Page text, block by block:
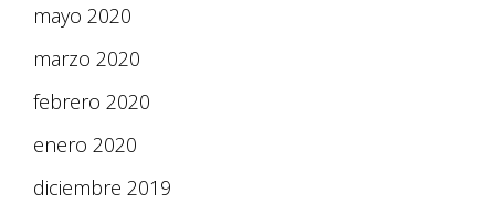
mayo 2020
marzo 2020
febrero 2020
enero 2020
diciembre 2019